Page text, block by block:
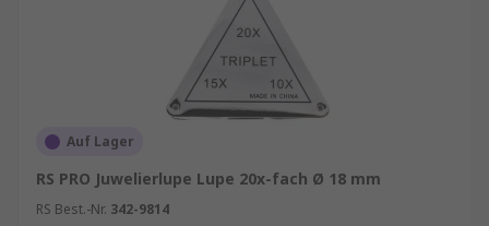
Auf Lager
RS PRO Juwelierlupe Lupe 20x-fach Ø 18 mm
RS Best.-Nr. 342-9814